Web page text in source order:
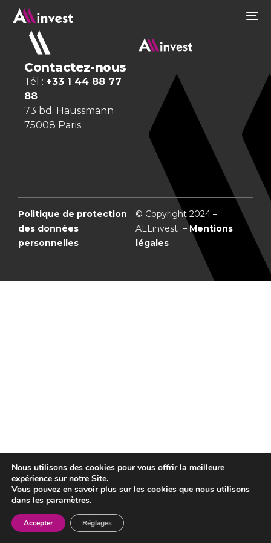
Contactez-nous
Tél : +33 1 44 88 77
88
73 bd. Haussmann
75008 Paris
Politique de protection
des données
personnelles
© Copyright 2024 –
ALLinvest –Mentions
légales
Nous utilisons des cookies pour vous offrir la meilleure
expérience sur notre Site.
Vous pouvez en savoir plus sur les cookies que nous utilisons
dans les paramètres.
Accepter Réglages